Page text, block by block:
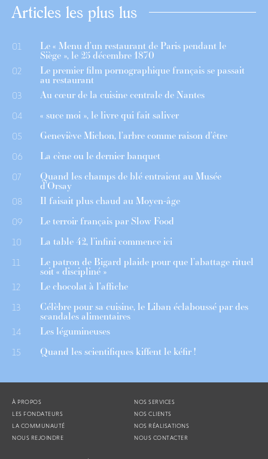
Articles les plus lus
01 Le « Menu d’un restaurant de Paris pendant le
Siège », le 25 décembre 1870
02 Le premier film pornographique français se passait
au restaurant
03 Au cœur de la cuisine centrale de Nantes
04 « suce moi », le livre qui fait saliver
05 Geneviève Michon, l’arbre comme raison d’être
06 La cène ou le dernier banquet
07 Quand les champs de blé entraient au Musée
d’Orsay
08 Il faisait plus chaud au Moyen-âge
09 Le terroir français par Slow Food
10 La table 42, l’infini commence ici
11 Le patron de Bigard plaide pour que l’abattage rituel
soit « discipliné »
12 Le chocolat à l’affiche
13 Célèbre pour sa cuisine, le Liban éclaboussé par des
scandales alimentaires
14 Les légumineuses
15 Quand les scientifiques kiffent le kéfir !
À PROPOS
LES FONDATEURS
LA COMMUNAUTÉ
NOUS REJOINDRE
NOS SERVICES
NOS CLIENTS
NOS RÉALISATIONS
NOUS CONTACTER